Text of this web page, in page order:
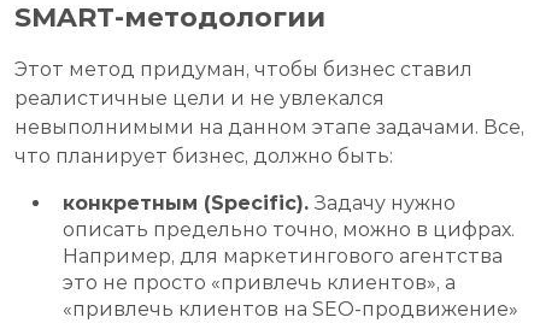
SMART-методологии
Этот метод придуман, чтобы бизнес ставил
реалистичные цели и не увлекался
невыполнимыми на данном этапе задачами. Все,
что планирует бизнес, должно быть:
конкретным (Specific). Задачу нужно
описать предельно точно, можно в цифрах.
Например, для маркетингового агентства
это не просто «привлечь клиентов», а
«привлечь клиентов на SEO-продвижение»